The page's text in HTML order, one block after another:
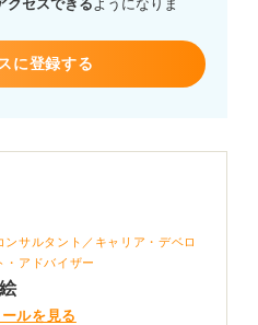
クセスできるようになりま
に登録する
ンサルタント／キャリア・デベロ
・アドバイザー
ルを見る